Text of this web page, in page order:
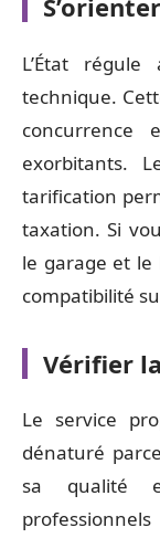
L’État
technique.
concurrence
exorbitants.
tarification
taxation. Si
le garage et le
compatibilité
Vérifier
Le service
dénaturé
sa qualité